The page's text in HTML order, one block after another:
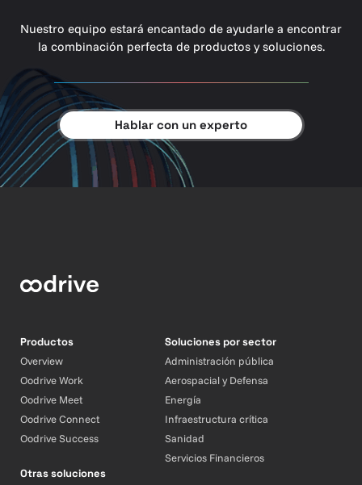
Nuestro equipo estará encantado de ayudarle a encontrar
la combinación perfecta de productos y soluciones.
Hablar con un experto
Productos
Overview
Oodrive Work
Oodrive Meet
Oodrive Connect
Oodrive Success
Otras soluciones
Soluciones por sector
Administración pública
Aerospacial y Defensa
Energía
Infraestructura crítica
Sanidad
Servicios Financieros